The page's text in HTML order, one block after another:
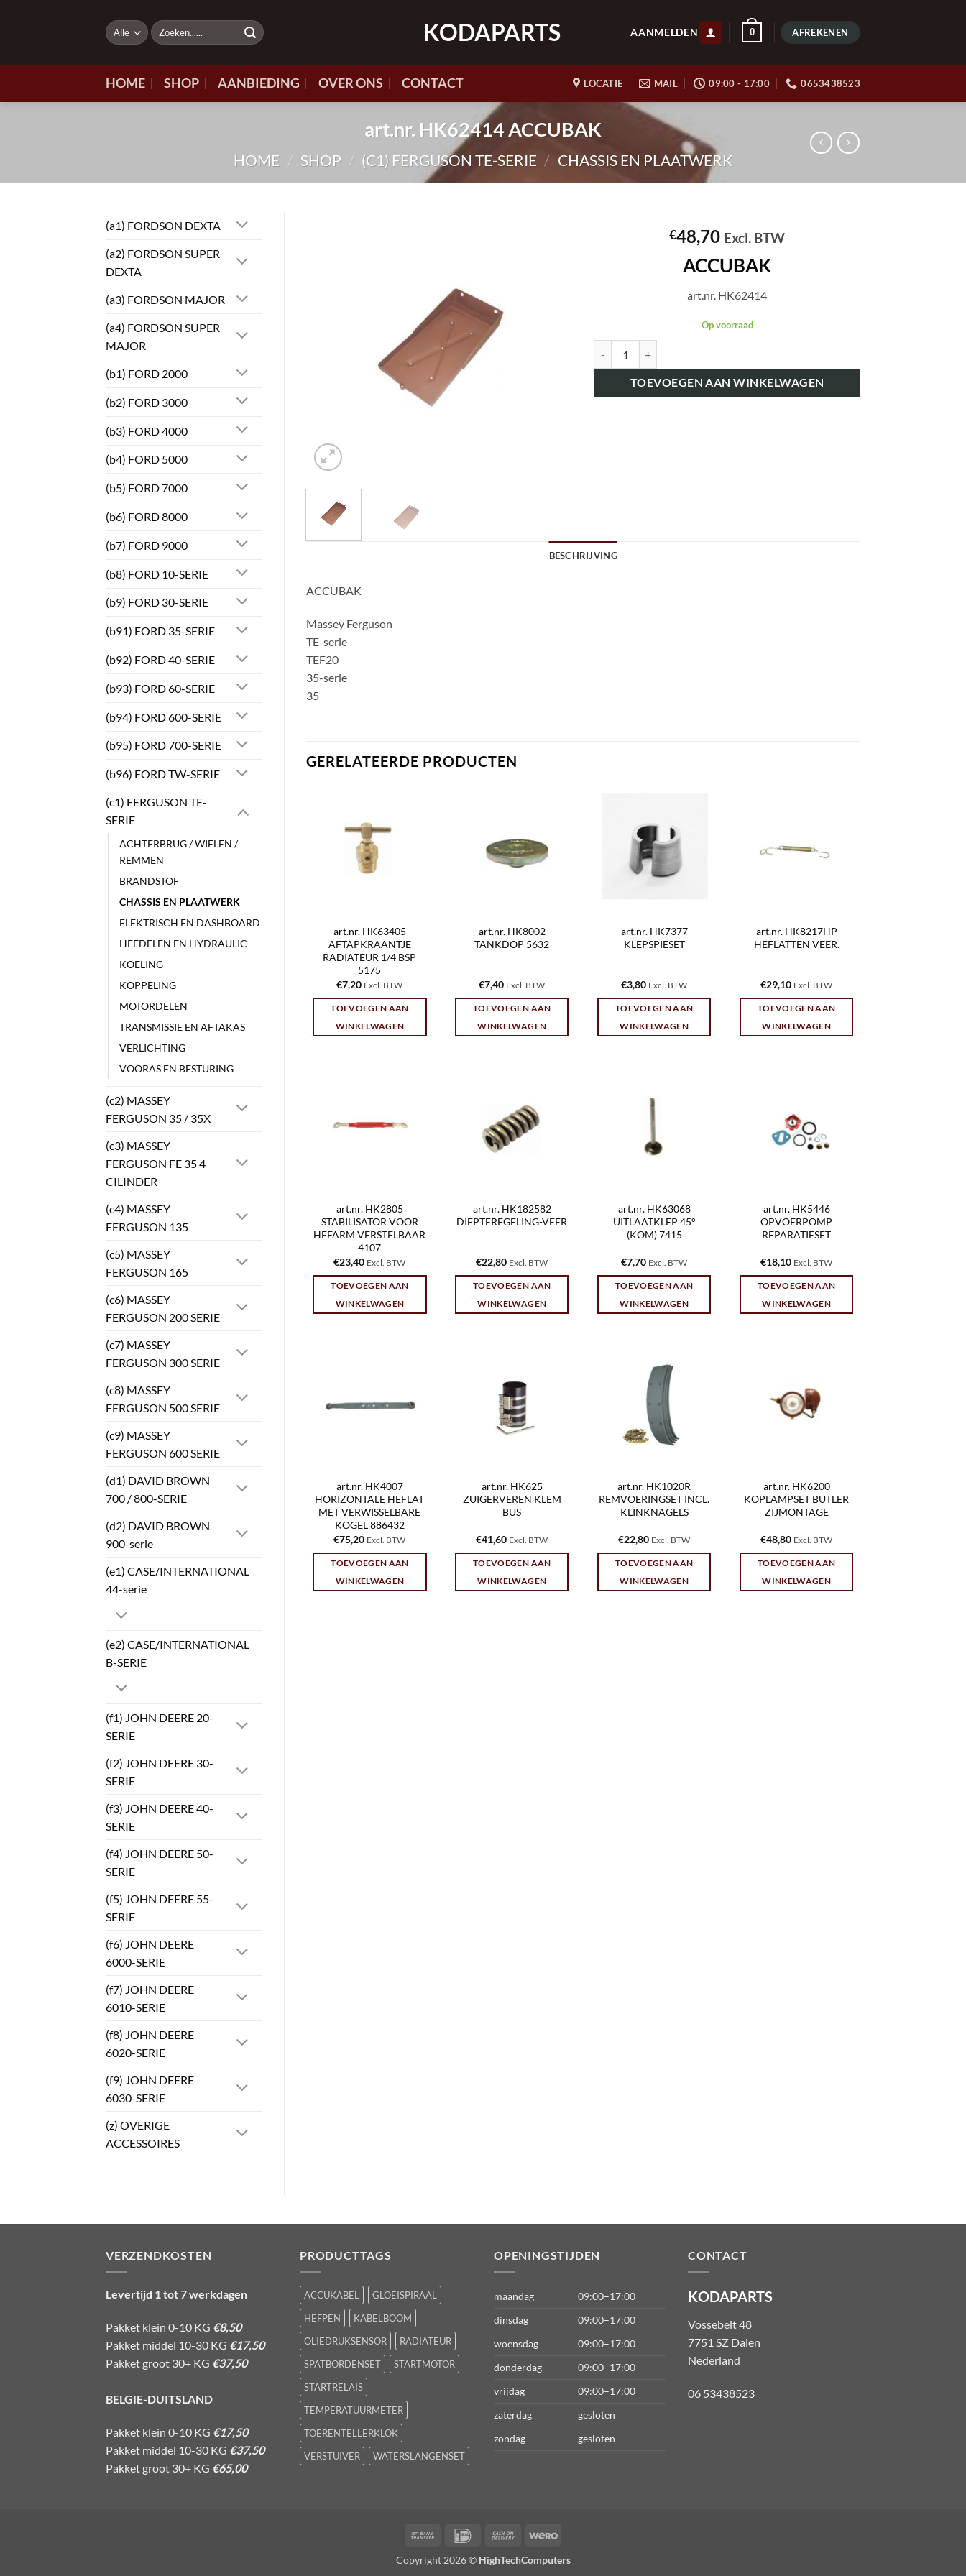
KODAPARTS
Zoeken
naar:
AANMELDEN 0 AFREKENEN
HOME SHOP AANBIEDING OVER ONS CONTACT LOCATIE MAIL 09:00 - 17:00 0653438523
art.nr. HK62414 ACCUBAK
HOME / SHOP / (C1) FERGUSON TE-SERIE / CHASSIS EN PLAATWERK
(a1) FORDSON DEXTA
(a2) FORDSON SUPER
DEXTA
(a3) FORDSON MAJOR
(a4) FORDSON SUPER
MAJOR
(b1) FORD 2000
(b2) FORD 3000
(b3) FORD 4000
(b4) FORD 5000
(b5) FORD 7000
(b6) FORD 8000
(b7) FORD 9000
(b8) FORD 10-SERIE
(b9) FORD 30-SERIE
(b91) FORD 35-SERIE
(b92) FORD 40-SERIE
(b93) FORD 60-SERIE
(b94) FORD 600-SERIE
(b95) FORD 700-SERIE
(b96) FORD TW-SERIE
(c1) FERGUSON TE-
SERIE
ACHTERBRUG / WIELEN /
REMMEN
BRANDSTOF
CHASSIS EN PLAATWERK
ELEKTRISCH EN DASHBOARD
HEFDELEN EN HYDRAULIC
KOELING
KOPPELING
MOTORDELEN
TRANSMISSIE EN AFTAKAS
VERLICHTING
VOORAS EN BESTURING
(c2) MASSEY
FERGUSON 35 / 35X
(c3) MASSEY
FERGUSON FE 35 4
CILINDER
(c4) MASSEY
FERGUSON 135
(c5) MASSEY
FERGUSON 165
(c6) MASSEY
FERGUSON 200 SERIE
(c7) MASSEY
FERGUSON 300 SERIE
(c8) MASSEY
FERGUSON 500 SERIE
(c9) MASSEY
FERGUSON 600 SERIE
(d1) DAVID BROWN
700 / 800-SERIE
(d2) DAVID BROWN
900-serie
(e1) CASE/INTERNATIONAL
44-serie
(e2) CASE/INTERNATIONAL
B-SERIE
(f1) JOHN DEERE 20-
SERIE
(f2) JOHN DEERE 30-
SERIE
(f3) JOHN DEERE 40-
SERIE
(f4) JOHN DEERE 50-
SERIE
(f5) JOHN DEERE 55-
SERIE
(f6) JOHN DEERE
6000-SERIE
(f7) JOHN DEERE
6010-SERIE
(f8) JOHN DEERE
6020-SERIE
(f9) JOHN DEERE
6030-SERIE
(z) OVERIGE
ACCESSOIRES
€48,70 Excl. BTW
ACCUBAK
art.nr. HK62414
Op voorraad
TOEVOEGEN AAN WINKELWAGEN
BESCHRIJVING
ACCUBAK
Massey Ferguson
TE-serie
TEF20
35-serie
35
GERELATEERDE PRODUCTEN
art.nr. HK63405
AFTAPKRAANTJE
RADIATEUR 1/4 BSP
5175
€7,20 Excl. BTW
TOEVOEGEN AAN
WINKELWAGEN
art.nr. HK8002
TANKDOP 5632
€7,40 Excl. BTW
TOEVOEGEN AAN
WINKELWAGEN
art.nr. HK7377
KLEPSPIESET
€3,80 Excl. BTW
TOEVOEGEN AAN
WINKELWAGEN
art.nr. HK8217HP
HEFLATTEN VEER.
€29,10 Excl. BTW
TOEVOEGEN AAN
WINKELWAGEN
art.nr. HK2805
STABILISATOR VOOR
HEFARM VERSTELBAAR
4107
€23,40 Excl. BTW
TOEVOEGEN AAN
WINKELWAGEN
art.nr. HK182582
DIEPTEREGELING-VEER
€22,80 Excl. BTW
TOEVOEGEN AAN
WINKELWAGEN
art.nr. HK63068
UITLAATKLEP 45°
(KOM) 7415
€7,70 Excl. BTW
TOEVOEGEN AAN
WINKELWAGEN
art.nr. HK5446
OPVOERPOMP
REPARATIESET
€18,10 Excl. BTW
TOEVOEGEN AAN
WINKELWAGEN
art.nr. HK4007
HORIZONTALE HEFLAT
MET VERWISSELBARE
KOGEL 886432
€75,20 Excl. BTW
TOEVOEGEN AAN
WINKELWAGEN
art.nr. HK625
ZUIGERVEREN KLEM
BUS
€41,60 Excl. BTW
TOEVOEGEN AAN
WINKELWAGEN
art.nr. HK1020R
REMVOERINGSET INCL.
KLINKNAGELS
€22,80 Excl. BTW
TOEVOEGEN AAN
WINKELWAGEN
art.nr. HK6200
KOPLAMPSET BUTLER
ZIJMONTAGE
€48,80 Excl. BTW
TOEVOEGEN AAN
WINKELWAGEN
VERZENDKOSTEN
Levertijd 1 tot 7 werkdagen
Pakket klein 0-10 KG €8,50
Pakket middel 10-30 KG €17,50
Pakket groot 30+ KG €37,50
BELGIE-DUITSLAND
Pakket klein 0-10 KG €17,50
Pakket middel 10-30 KG €37,50
Pakket groot 30+ KG €65,00
PRODUCTTAGS
ACCUKABEL
GLOEISPIRAAL
HEFPEN
KABELBOOM
OLIEDRUKSENSOR
RADIATEUR
SPATBORDENSET
STARTMOTOR
STARTRELAIS
TEMPERATUURMETER
TOERENTELLERKLOK
VERSTUIVER
WATERSLANGENSET
OPENINGSTIJDEN
maandag
09:00–17:00
dinsdag
09:00–17:00
woensdag
09:00–17:00
donderdag
09:00–17:00
vrijdag
09:00–17:00
zaterdag
gesloten
zondag
gesloten
CONTACT
KODAPARTS
Vossebelt 48
7751 SZ Dalen
Nederland
06 53438523
Bank
IDeal
Cash
Delivery
Wero
Copyright 2026 © HighTechComputers